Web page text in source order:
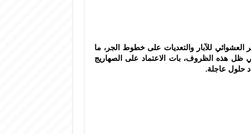
العشوائي للآبار والتعديات على خطوط الجر، ما
هذه الظروف، بات الاعتماد على الصهاريج
حلول عاجلة.